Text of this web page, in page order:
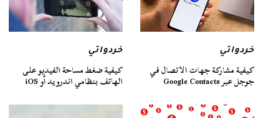
خردواتي
كيفية مشاركة جهات الاتصال في
جوجل عبر Google Contacts
خردواتي
كيفية ضغط مساحة الفيديو على
الهاتف بنظامي اندرويد أو iOS